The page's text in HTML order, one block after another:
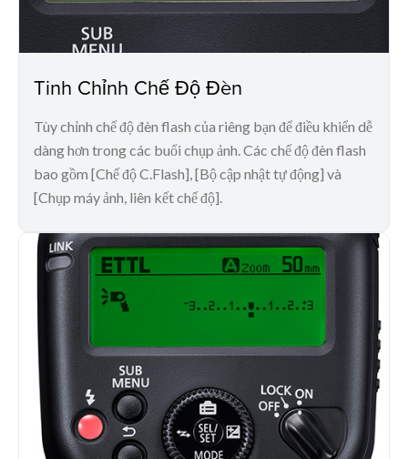
Tinh Chỉnh Chế Độ Đèn
Tùy chỉnh chế độ đèn flash của riêng bạn để điều khiển dễ
dàng hơn trong các buổi chụp ảnh. Các chế độ đèn flash
bao gồm [Chế độ C.Flash], [Bộ cập nhật tự động] và
[Chụp máy ảnh, liên kết chế độ].